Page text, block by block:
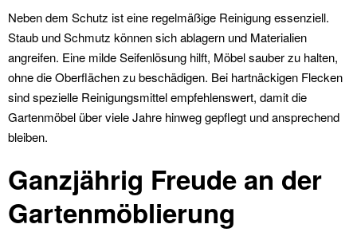
Neben dem Schutz ist eine regelmäßige Reinigung essenziell.
Staub und Schmutz können sich ablagern und Materialien
angreifen. Eine milde Seifenlösung hilft, Möbel sauber zu halten,
ohne die Oberflächen zu beschädigen. Bei hartnäckigen Flecken
sind spezielle Reinigungsmittel empfehlenswert, damit die
Gartenmöbel über viele Jahre hinweg gepflegt und ansprechend
bleiben.
Ganzjährig Freude an der
Gartenmöblierung